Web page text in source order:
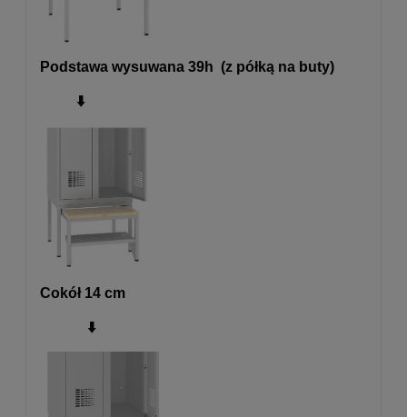
Podstawa wysuwana 39h (z półką na buty)
⬇️
Cokół 14 cm
⬇️